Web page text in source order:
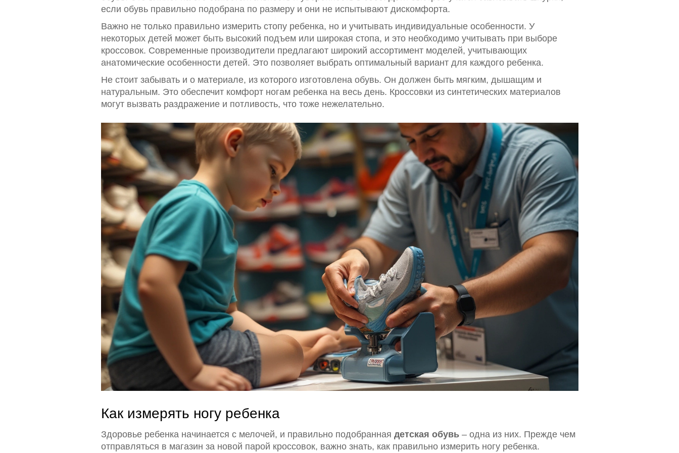
если обувь правильно подобрана по размеру и они не испытывают дискомфорта.
Важно не только правильно измерить стопу ребенка, но и учитывать индивидуальные особенности. У
некоторых детей может быть высокий подъем или широкая стопа, и это необходимо учитывать при выборе
кроссовок. Современные производители предлагают широкий ассортимент моделей, учитывающих
анатомические особенности детей. Это позволяет выбрать оптимальный вариант для каждого ребенка.
Не стоит забывать и о материале, из которого изготовлена обувь. Он должен быть мягким, дышащим и
натуральным. Это обеспечит комфорт ногам ребенка на весь день. Кроссовки из синтетических материалов
могут вызвать раздражение и потливость, что тоже нежелательно.
Как измерять ногу ребенка
Здоровье ребенка начинается с мелочей, и правильно подобранная детская обувь– одна из них. Прежде чем
отправляться в магазин за новой парой кроссовок, важно знать, как правильно измерить ногу ребенка.